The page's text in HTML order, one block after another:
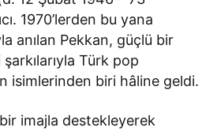
1970’lerden bu yana
anılan Pekkan, güçlü bir
Türk pop
isimlerinden biri hâline geldi.
bir imajla destekleyerek